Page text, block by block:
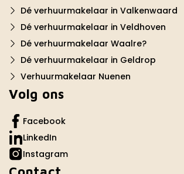
Dé verhuurmakelaar in Valkenwaard
Dé verhuurmakelaar in Veldhoven
Dé verhuurmakelaar Waalre?
Dé verhuurmakelaar in Geldrop
Verhuurmakelaar Nuenen
Volg ons
Facebook
LinkedIn
Instagram